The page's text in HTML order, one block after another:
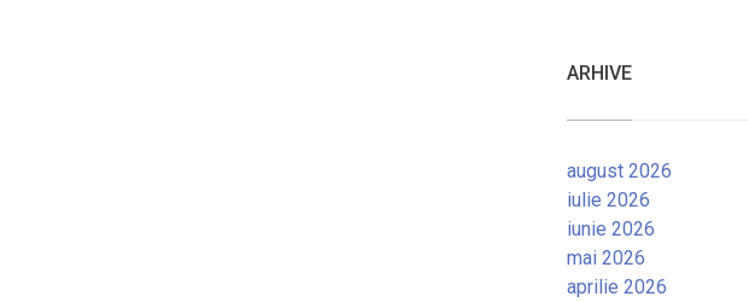
ARHIVE
august 2026
iulie 2026
iunie 2026
mai 2026
aprilie 2026